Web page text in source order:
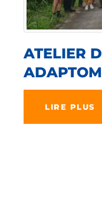
ATELIER
ADAPTOM
LIRE PLUS